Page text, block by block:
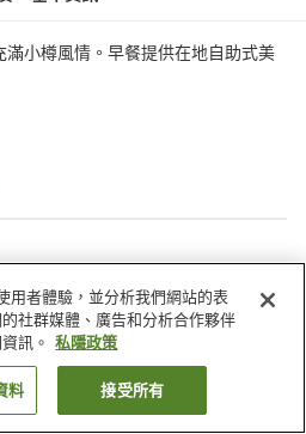
小樽風情。早餐提供在地自助式美
水療/美容院
自動販賣機
找客房
用者體驗，並分析我們網站的表
社群媒體、廣告和分析合作夥伴
訊。
私隱政策
料 接受所有